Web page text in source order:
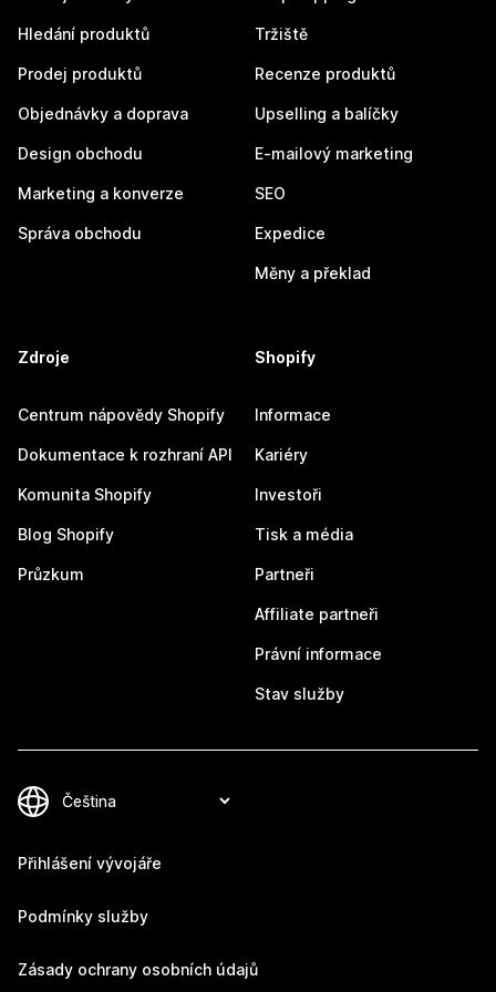
Hledání produktů
Prodej produktů
Objednávky a doprava
Design obchodu
Marketing a konverze
Správa obchodu
Tržiště
Recenze produktů
Upselling a balíčky
E-mailový marketing
SEO
Expedice
Měny a překlad
Zdroje
Centrum nápovědy Shopify
Dokumentace k rozhraní API
Komunita Shopify
Blog Shopify
Průzkum
Shopify
Informace
Kariéry
Investoři
Tisk a média
Partneři
Affiliate partneři
Právní informace
Stav služby
Přihlášení vývojáře
Podmínky služby
Zásady ochrany osobních údajů